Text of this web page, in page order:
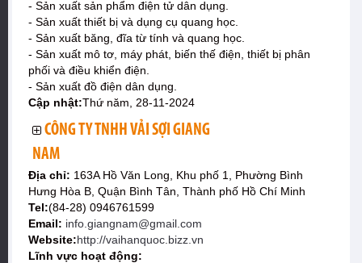
- Sản xuất sản phẩm điện tử dân dụng.
- Sản xuất thiết bị và dụng cụ quang học.
- Sản xuất băng, đĩa từ tính và quang học.
- Sản xuất mô tơ, máy phát, biến thế điện, thiết bị phân
phối và điều khiển điện.
- Sản xuất đồ điện dân dụng.
Cập nhật:Thứ năm, 28-11-2024
CÔNG TY TNHH VẢI SỢI GIANG
NAM
Địa chỉ: 163A Hồ Văn Long, Khu phố 1, Phường Bình
Hưng Hòa B, Quận Bình Tân, Thành phố Hồ Chí Minh
Tel:(84-28) 0946761599
Email: info.giangnam@gmail.com
Website:http://vaihanquoc.bizz.vn
Lĩnh vực hoạt động: